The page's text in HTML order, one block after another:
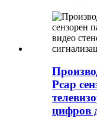
Pcap
цифров